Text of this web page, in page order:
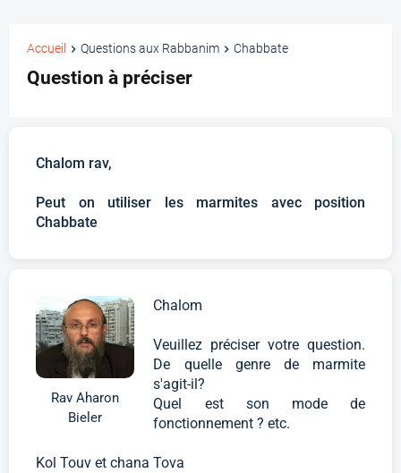
Accueil Questions aux Rabbanim Chabbate
Question à préciser
Chalom rav,
Peut on utiliser les marmites avec position
Chabbate
Rav Aharon
Bieler
Chalom
Veuillez préciser votre question.
De quelle genre de marmite
s'agit-il?
Quel est son mode de
fonctionnement ? etc.
Kol Touv et chana Tova